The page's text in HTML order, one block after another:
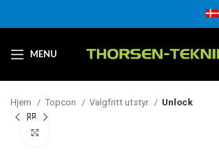
MENU
Hjem Topcon Valgfritt utstyr Unlock